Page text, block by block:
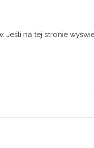
Jeśli na tej stronie